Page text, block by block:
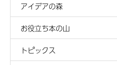
アイデアの森
お役立ち本の山
トピックス